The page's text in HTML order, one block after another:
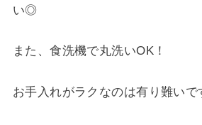
い◎
また、食洗機で丸洗いOK！
お手入れがラクなのは有り難いで